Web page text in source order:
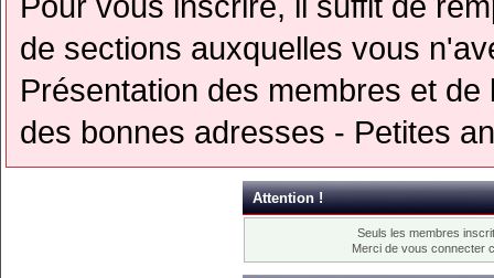
de sections auxquelles vous
Présentation des membres et
des bonnes adresses - Petites
Attention !
Seuls les membres
Merci de vous connecter